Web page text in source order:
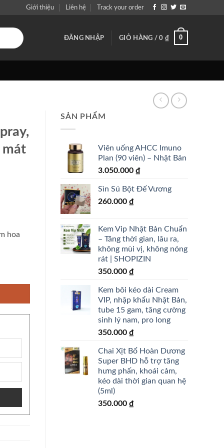
Giới thiệu Liên hệ Track your order
ĐĂNG NHẬP GIỎ HÀNG /0 ₫ 0
SẢN PHẨM
Viên uống AHCC Imuno
Plan (90 viên) – Nhật Bản
3.050.000 ₫
Sìn Sú Bột Đế Vương
260.000 ₫
Kem Vip Nhật Bản Chuẩn
– Tăng thời gian, lâu ra,
không mùi vị, không nóng
rát | SHOPIZIN
350.000 ₫
Kem bôi kéo dài Cream
VIP, nhập khẩu Nhật Bản,
tube 15 gam, tăng cường
sinh lý nam, pro long
350.000 ₫
Chai Xịt Bổ Hoàn Dương
Super BHD hỗ trợ tăng
hưng phấn, khoái cảm,
kéo dài thời gian quan hệ
(5ml)
350.000 ₫
mát
hoa
the mát giúp cuộc yêu thú vị 20ml - shopizin số lượng